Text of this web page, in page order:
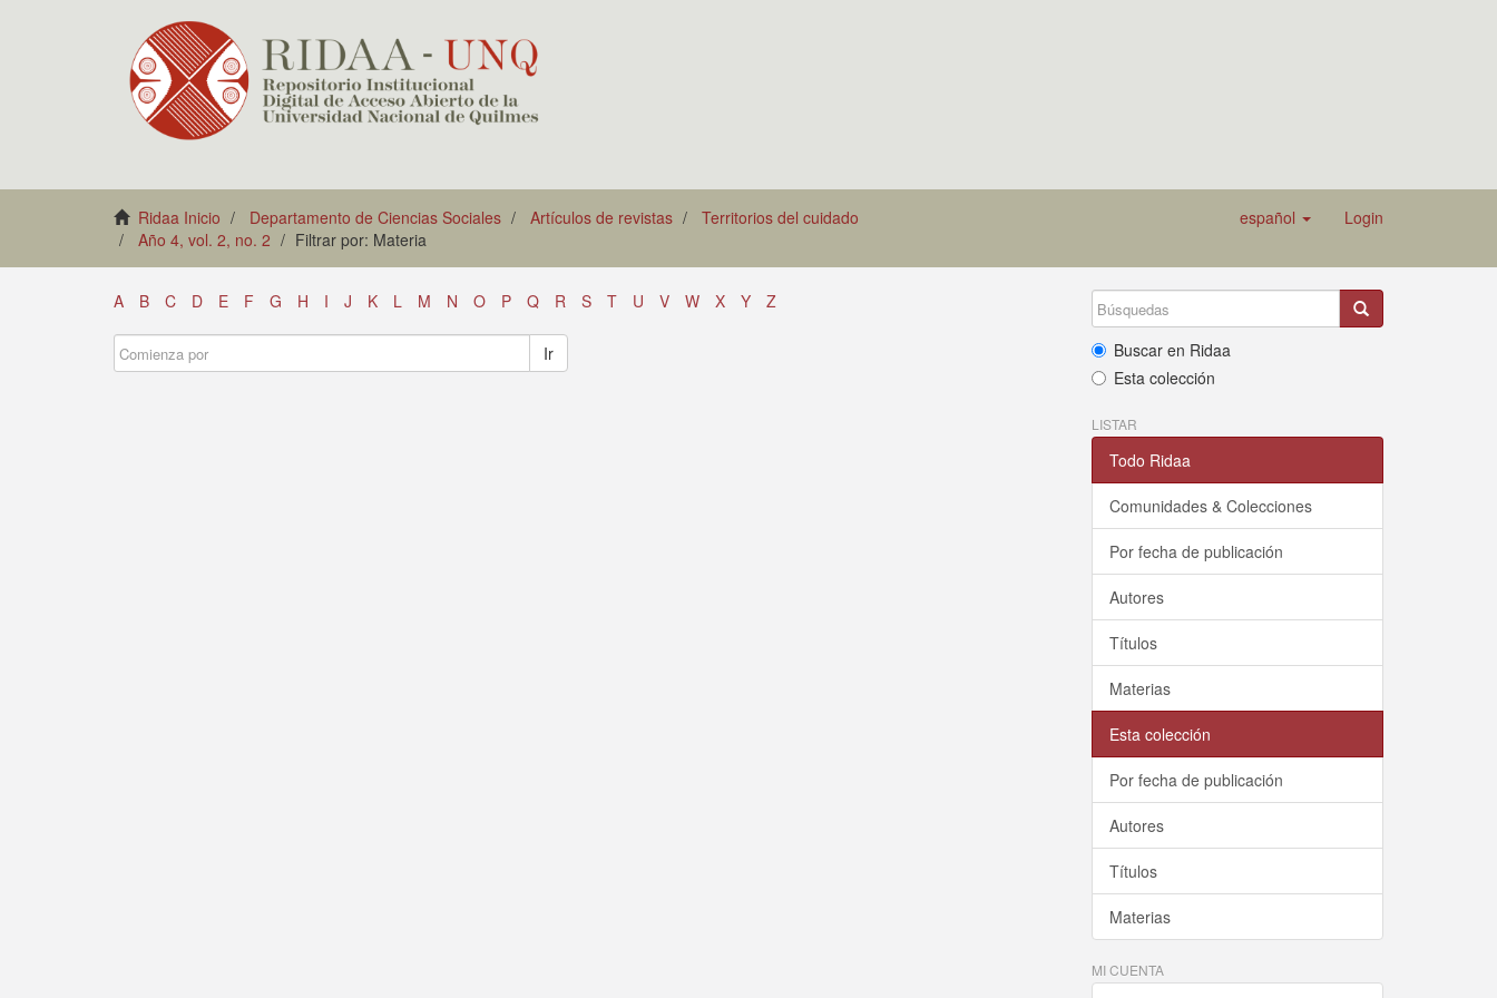
Ridaa Inicio Departamento de Ciencias Sociales Artículos de revistas
Territorios del cuidado
Año 4, vol. 2, no. 2
Filtrar por: Materia
español Login
A B C D E F G H I J K L M N O P Q R S T U V W X Y Z
Ir
Buscar en Ridaa
Esta colección
LISTAR
Todo Ridaa
Comunidades & Colecciones
Por fecha de publicación
Autores
Títulos
Materias
Esta colección
Por fecha de publicación
Autores
Títulos
Materias
MI CUENTA